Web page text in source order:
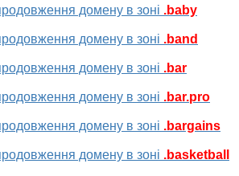
домену в зоні .baby
домену в зоні .band
домену в зоні .bar
домену в зоні .bar.pro
домену в зоні .bargains
домену в зоні .basketball